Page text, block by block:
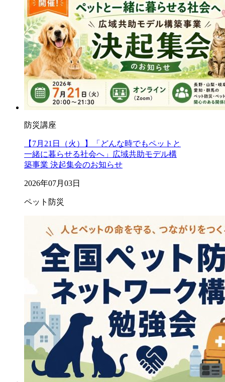
防災講座
【7月21日（火）】「どんな時でもペットと
一緒に暮らせる社会へ」広域共助モデル構
築事業 決起集会のお知らせ
2026年07月03日
ペット防災